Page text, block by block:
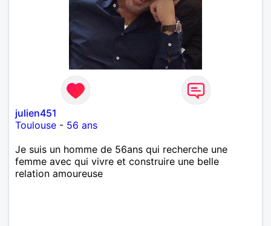
julien451
Toulouse - 56 ans
Je suis un homme de 56ans qui recherche une
femme avec qui vivre et construire une belle
relation amoureuse